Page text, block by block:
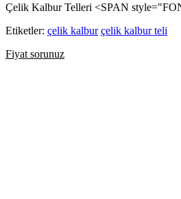
Çelik Kalbur Telleri <SPAN
Etiketler: çelik kalbur çelik kalbur teli
Fiyat sorunuz